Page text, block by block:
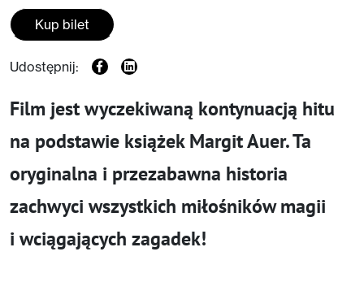
Kup bilet
Udostępnij:
Film jest wyczekiwaną kontynuacją hitu
na podstawie książek Margit Auer. Ta
oryginalna i przezabawna historia
zachwyci wszystkich miłośników magii
i wciągających zagadek!